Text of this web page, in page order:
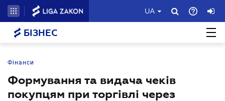
UA
БІЗНЕС
Фінанси
Формування та видача чеків
покупцям при торгівлі через